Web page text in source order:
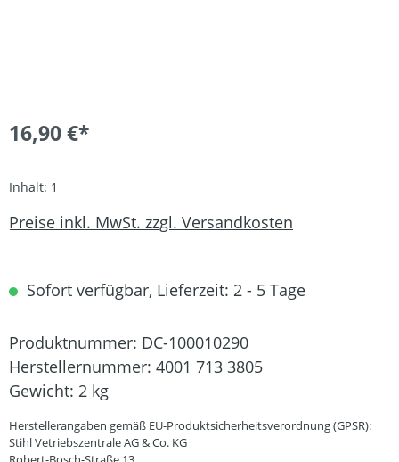
16,90 €*
Inhalt: 1
Preise inkl. MwSt. zzgl. Versandkosten
Sofort verfügbar, Lieferzeit: 2 - 5 Tage
Produktnummer: DC-100010290
Herstellernummer: 4001 713 3805
Gewicht: 2 kg
Herstellerangaben gemäß EU-Produktsicherheitsverordnung (GPSR):
Stihl Vetriebszentrale AG & Co. KG